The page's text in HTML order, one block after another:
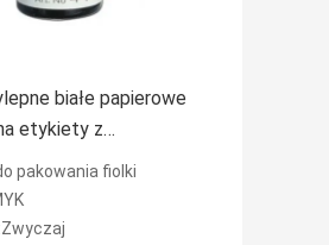
białe papierowe
etykiety z
wykończeniem
pakowania fiolki